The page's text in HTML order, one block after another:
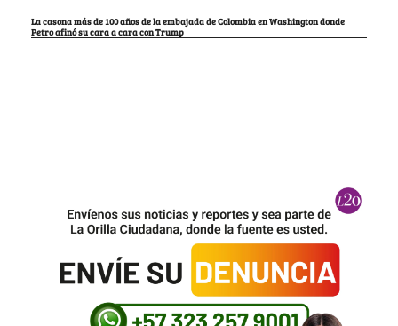
La casona más de 100 años de la embajada de Colombia en Washington donde
Petro afinó su cara a cara con Trump